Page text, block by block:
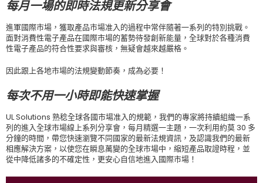
每月一場的即時法規更新分享會
進軍國際市場，獲取產品市場准入的過程中常伴隨著一系列的特別挑戰。
面對消費性電子產品在國際市場的蓄勢待發創新能量，全球對於各種消費
性電子產品的符合性要求與審核，無疑會越來越嚴格。
因此跟上各地市場的法規變動節奏，成為必要！
每次不用一小時即能快速掌握
UL Solutions 熟稔全球各國市場准入的規範，我們的專家將持續組織一系
列的進入全球市場線上系列分享會，每月精選一主題，一次利用約莫 30 多
分鐘的時間，帶您快速瀏覽不同國家的最新法規資訊，及認識我們的最新
相應解決方案，以使您在瞬息萬變的全球市場中，縮短產品取證時程，並
從中降低諸多的不確定性，更安心自信地進入國際市場！